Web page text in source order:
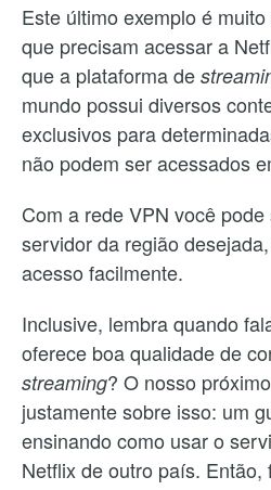
Este último exemplo é
que precisam acessar a
que a plataforma de
mundo possui diversos
exclusivos para
não podem ser acessados
Com a rede VPN você
servidor da região
acesso facilmente.
Inclusive, lembra quando
oferece boa qualidade de
streaming? O nosso
justamente sobre isso: um
ensinando como usar o
Netflix de outro país. Então,